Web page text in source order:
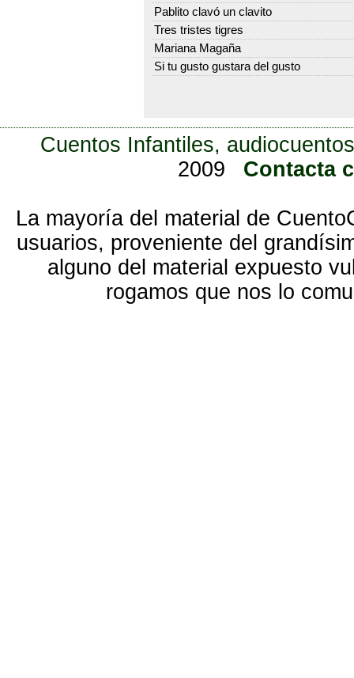
Pablito clavó un clavito
Tres tristes tigres
Mariana Magaña
Si tu gusto gustara del gusto
Cuentos Infantiles,
2009
Contacta
La mayoría del material de
usuarios, proveniente del
alguno del material expuesto
rogamos que nos lo